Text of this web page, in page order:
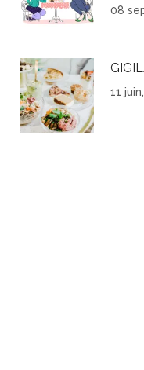
08
11